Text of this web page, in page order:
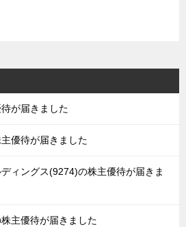
が届きました
優待が届きました
ィングス(9274)の株主優待が届きま
主優待が届きました